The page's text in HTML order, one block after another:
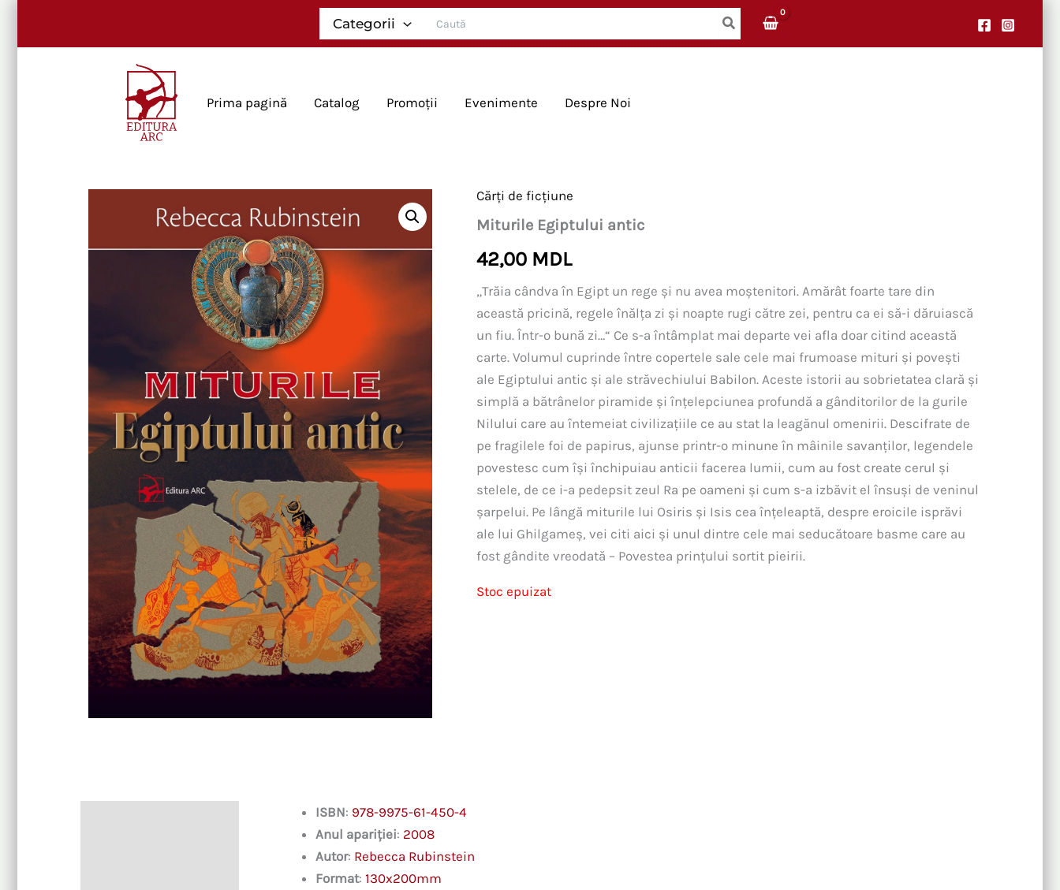
Categorii
for:
Prima pagină Catalog Promoții Evenimente Despre Noi
Cărți de ficțiune
Miturile Egiptului antic
42,00 MDL
„Trăia cândva în Egipt un rege şi nu avea moştenitori. Amărât foarte tare din
această pricină, regele înălţa zi şi noapte rugi către zei, pentru ca ei să-i dăruiască
un fiu. Într-o bună zi…“ Ce s-a întâmplat mai departe vei afla doar citind această
carte. Volumul cuprinde între copertele sale cele mai frumoase mituri şi poveşti
ale Egiptului antic şi ale străvechiului Babilon. Aceste istorii au sobrietatea clară şi
simplă a bătrânelor piramide şi înţelepciunea profundă a gânditorilor de la gurile
Nilului care au întemeiat civilizaţiile ce au stat la leagănul omenirii. Descifrate de
pe fragilele foi de papirus, ajunse printr-o minune în mâinile savanţilor, legendele
povestesc cum îşi închipuiau anticii facerea lumii, cum au fost create cerul şi
stelele, de ce i-a pedepsit zeul Ra pe oameni şi cum s-a izbăvit el însuşi de veninul
şarpelui. Pe lângă miturile lui Osiris şi Isis cea înţeleaptă, despre eroicile isprăvi
ale lui Ghilgameş, vei citi aici şi unul dintre cele mai seducătoare basme care au
fost gândite vreodată – Povestea prinţului sortit pieirii.
Stoc epuizat
ISBN: 978-9975-61-450-4
Anul apariției: 2008
Autor: Rebecca Rubinstein
Format: 130x200mm